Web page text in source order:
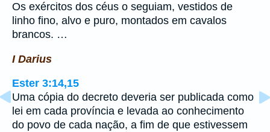
Os exércitos dos céus o seguiam, vestidos de
linho fino, alvo e puro, montados em cavalos
brancos. …
I Darius
Ester 3:14,15
Uma cópia do decreto deveria ser publicada como
lei em cada província e levada ao conhecimento
do povo de cada nação, a fim de que estivessem